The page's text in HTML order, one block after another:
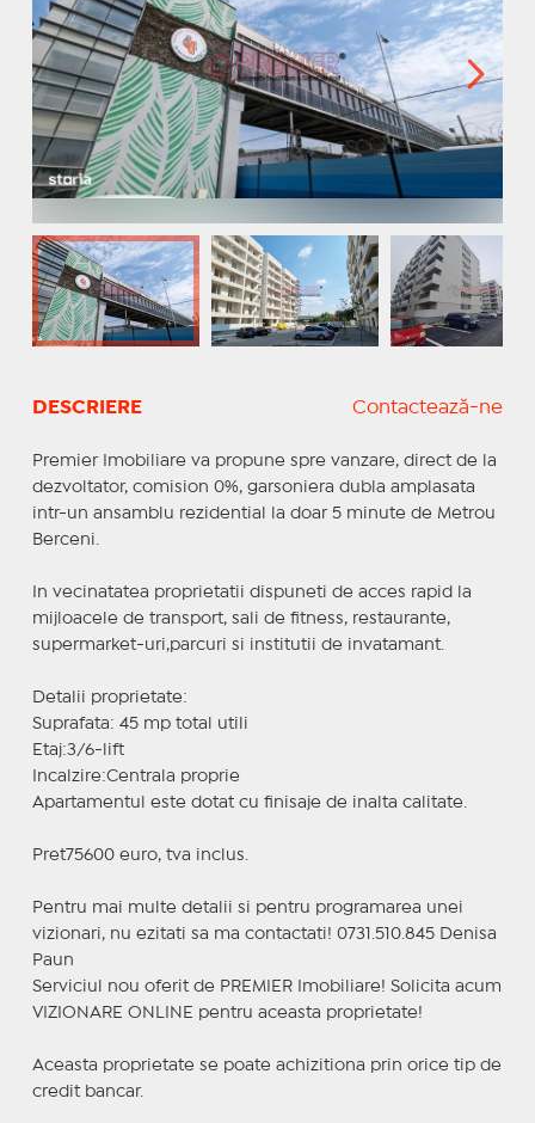
DESCRIERE Contactează-ne
Premier Imobiliare va propune spre vanzare, direct de la
dezvoltator, comision 0%, garsoniera dubla amplasata
intr-un ansamblu rezidential la doar 5 minute de Metrou
Berceni.
In vecinatatea proprietatii dispuneti de acces rapid la
mijloacele de transport, sali de fitness, restaurante,
supermarket-uri,parcuri si institutii de invatamant.
Detalii proprietate:
Suprafata: 45 mp total utili
Etaj:3/6-lift
Incalzire:Centrala proprie
Apartamentul este dotat cu finisaje de inalta calitate.
Pret75600 euro, tva inclus.
Pentru mai multe detalii si pentru programarea unei
vizionari, nu ezitati sa ma contactati! 0731.510.845 Denisa
Paun
Serviciul nou oferit de PREMIER Imobiliare! Solicita acum
VIZIONARE ONLINE pentru aceasta proprietate!
Aceasta proprietate se poate achizitiona prin orice tip de
credit bancar.